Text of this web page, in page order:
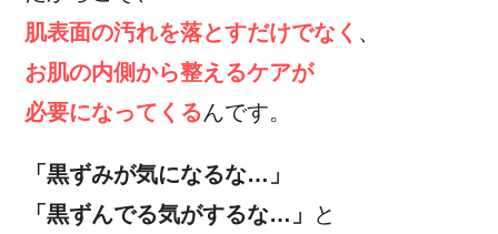
肌表面の汚れを落とすだけでなく 、
お肌の内側から整えるケアが
必要になってくるんです。
「黒ずみが気になるな…」
「黒ずんでる気がするな…」
と